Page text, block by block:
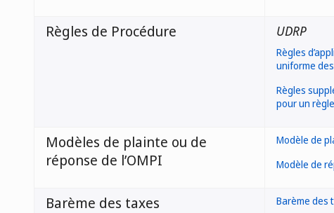
Règles de Procédure UDRP
Règles
uniforme
Règles
pour un
Modèles de plainte ou de
réponse de l’OMPI
Modèle de
Modèle de
Barème des taxes Barème des